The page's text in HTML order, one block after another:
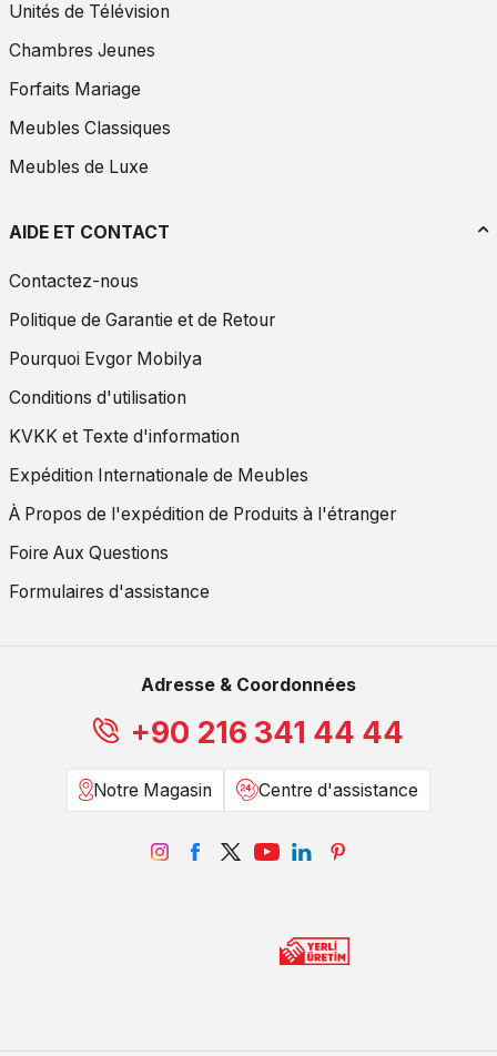
Unités de Télévision
Chambres Jeunes
Forfaits Mariage
Meubles Classiques
Meubles de Luxe
AIDE ET CONTACT
Contactez-nous
Politique de Garantie et de Retour
Pourquoi Evgor Mobilya
Conditions d'utilisation
KVKK et Texte d'information
Expédition Internationale de Meubles
À Propos de l'expédition de Produits à l'étranger
Foire Aux Questions
Formulaires d'assistance
Adresse & Coordonnées
+90 216 341 44 44
Notre Magasin Centre d'assistance